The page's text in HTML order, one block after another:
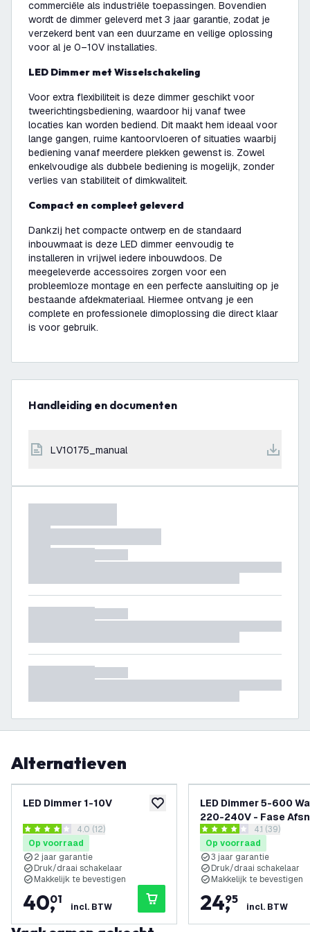
commerciële als industriële toepassingen. Bovendien
wordt de dimmer geleverd met 3 jaar garantie, zodat je
verzekerd bent van een duurzame en veilige oplossing
voor al je 0–10V installaties.
LED Dimmer met Wisselschakeling
Voor extra flexibiliteit is deze dimmer geschikt voor
tweerichtingsbediening, waardoor hij vanaf twee
locaties kan worden bediend. Dit maakt hem ideaal voor
lange gangen, ruime kantoorvloeren of situaties waarbij
bediening vanaf meerdere plekken gewenst is. Zowel
enkelvoudige als dubbele bediening is mogelijk, zonder
verlies van stabiliteit of dimkwaliteit.
Compact en compleet geleverd
Dankzij het compacte ontwerp en de standaard
inbouwmaat is deze LED dimmer eenvoudig te
installeren in vrijwel iedere inbouwdoos. De
meegeleverde accessoires zorgen voor een
probleemloze montage en een perfecte aansluiting op je
bestaande afdekmateriaal. Hiermee ontvang je een
complete en professionele dimoplossing die direct klaar
is voor gebruik.
Handleiding en documenten
LV10175_manual
Alternatieven
toevoegen aan verlanglijst
LED Dimmer 1-10V
reviews drawer openen
4 score sterren4.0 (12)
Op voorraad
2 jaar garantie
Druk/draai schakelaar
Makkelijk te bevestigen
40,
01
incl. BTW
LED Dimmer 5-600
220-240V - Fase
- Universeelreviews
4.1 score sterren4.1 (39)
Op voorraad
3 jaar garantie
Druk/draai schakelaar
Makkelijk te bevestigen
24,
95
incl. BTW